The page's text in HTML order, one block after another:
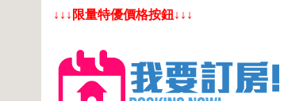
↓↓↓限量特優價格按鈕↓↓↓